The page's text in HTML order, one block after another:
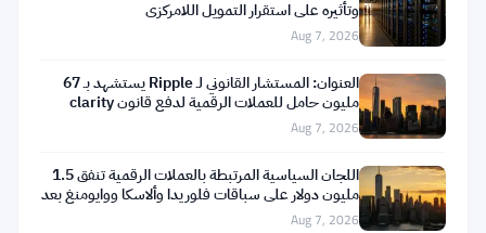
هذا
ليس
انهيارًا.
القيمة
الإجمالية
المقفلة
وتأثيره على استقرار التمويل اللامركزي
Aug 7, 2026
العنوان: المستشار القانوني لـ Ripple يستشهد بـ 67
مليون حامل للعملات الرقمية لدفع قانون clarity
Aug 7, 2026
اللجان السياسية المرتبطة بالعملات الرقمية تنفق 1.5
مليون دولار على سباقات فلوريدا وألاسكا ووايومنغ بعد
تعثر
Aug 7, 2026